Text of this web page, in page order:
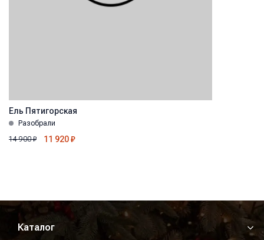
Ель Пятигорская
Разобрали
14 900₽ 11 920₽
Каталог